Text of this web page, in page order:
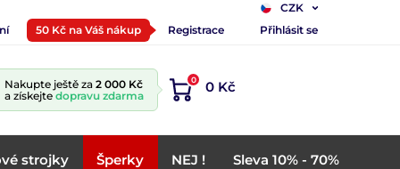
CZK
50 Kč na Váš nákup Registrace Přihlásit se
Nakupte ještě za 2 000 Kč
a získejte dopravu zdarma
0 0 Kč
strojky Šperky NEJ ! Sleva 10% - 70%